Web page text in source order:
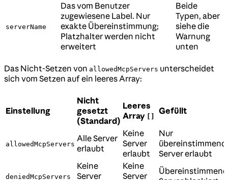
serverName
Das vom Benutzer
zugewiesene Label. Nur
exakte Übereinstimmung;
Platzhalter werden nicht
erweitert
Beide
Typen, aber
siehe die
Warnung
unten
Das Nicht-Setzen von allowedMcpServers unterscheidet
sich vom Setzen auf ein leeres Array:
Einstellung
Nicht
gesetzt
(Standard)
Leeres
Array
Gefüllt
allowedMcpServers
Alle Server
erlaubt
Keine
Server
erlaubt
Nur
Server erlaubt
deniedMcpServers
Keine
Server
Keine
Server